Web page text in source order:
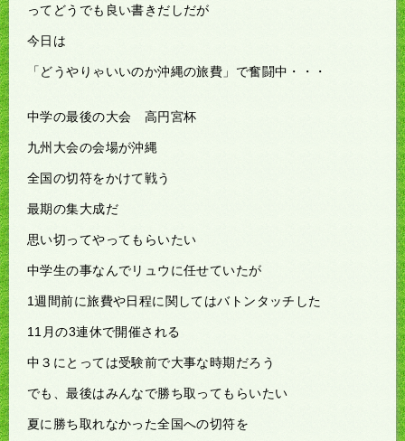
ってどうでも良い書きだしだが
今日は
「どうやりゃいいのか沖縄の旅費」で奮闘中・・・
中学の最後の大会 高円宮杯
九州大会の会場が沖縄
全国の切符をかけて戦う
最期の集大成だ
思い切ってやってもらいたい
中学生の事なんでリュウに任せていたが
1週間前に旅費や日程に関してはバトンタッチした
11月の3連休で開催される
中３にとっては受験前で大事な時期だろう
でも、最後はみんなで勝ち取ってもらいたい
夏に勝ち取れなかった全国への切符を